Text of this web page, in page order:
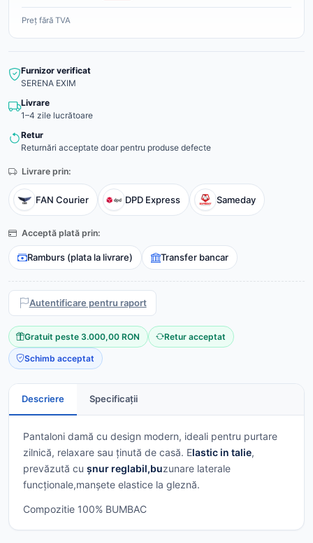
Preț fără TVA
Furnizor verificat
SERENA EXIM
Livrare
1–4 zile lucrătoare
Retur
Returnări acceptate doar pentru produse defecte
Livrare prin:
FAN Courier DPD Express Sameday
Acceptă plată prin:
Ramburs (plata la livrare) Transfer bancar
Autentificare pentru raport
Gratuit peste 3.000,00 RON Retur acceptat
Schimb acceptat
Descriere Specificații
Pantaloni damă cu design modern, ideali pentru purtare
zilnică, relaxare sau ținută de casă. Elastic in talie,
prevăzută cu șnur reglabil,buzunare laterale
funcționale,manșete elastice la gleznă.
Compozitie 100% BUMBAC